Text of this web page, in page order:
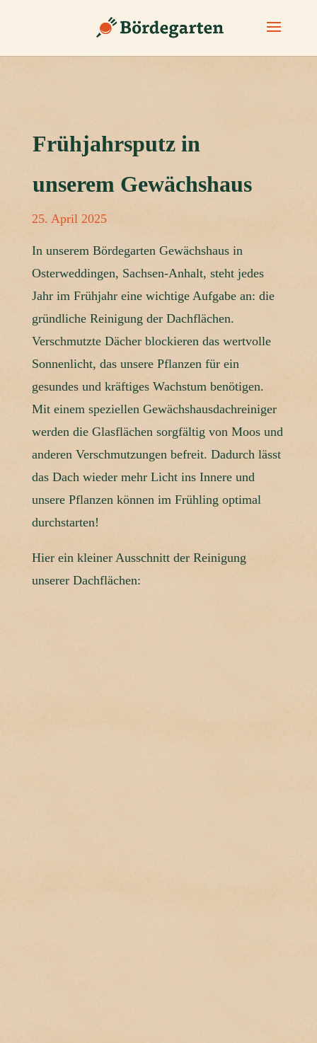
Frühjahrsputz in
unserem Gewächshaus
25. April 2025
In unserem Bördegarten Gewächshaus in
Osterweddingen, Sachsen-Anhalt, steht jedes
Jahr im Frühjahr eine wichtige Aufgabe an: die
gründliche Reinigung der Dachflächen.
Verschmutzte Dächer blockieren das wertvolle
Sonnenlicht, das unsere Pflanzen für ein
gesundes und kräftiges Wachstum benötigen.
Mit einem speziellen Gewächshausdachreiniger
werden die Glasflächen sorgfältig von Moos und
anderen Verschmutzungen befreit. Dadurch lässt
das Dach wieder mehr Licht ins Innere und
unsere Pflanzen können im Frühling optimal
durchstarten!
Hier ein kleiner Ausschnitt der Reinigung
unserer Dachflächen: